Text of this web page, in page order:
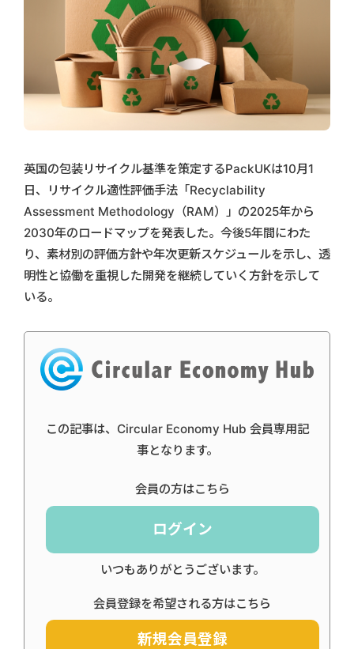
英国の包装リサイクル基準を策定するPackUKは10月1
日、リサイクル適性評価手法「Recyclability
Assessment Methodology（RAM）」の2025年から
2030年のロードマップを発表した。今後5年間にわた
り、素材別の評価方針や年次更新スケジュールを示し、透
明性と協働を重視した開発を継続していく方針を示して
いる。
この記事は、Circular Economy Hub 会員専用記
事となります。
会員の方はこちら
ログイン
いつもありがとうございます。
会員登録を希望される方はこちら
新規会員登録